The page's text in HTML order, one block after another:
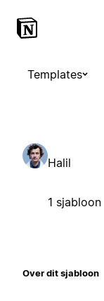
Templates
Halil
1 sjabloon
Over dit sjabloon